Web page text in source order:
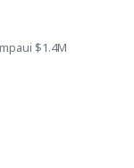
$1.4M